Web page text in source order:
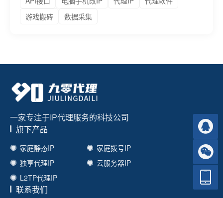
游戏搬砖
数据采集
一家专注于IP代理服务的科技公司
旗下产品
家庭静态IP
家庭拨号IP
独享代理IP
云服务器IP
L2TP代理IP
联系我们